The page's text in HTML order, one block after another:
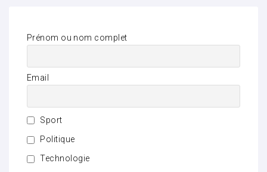
Prénom ou nom complet
Email
Sport
Politique
Technologie